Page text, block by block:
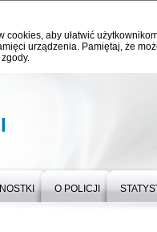
cookies, aby ułatwić
urządzenia. Pamiętaj, że
O POLICJI